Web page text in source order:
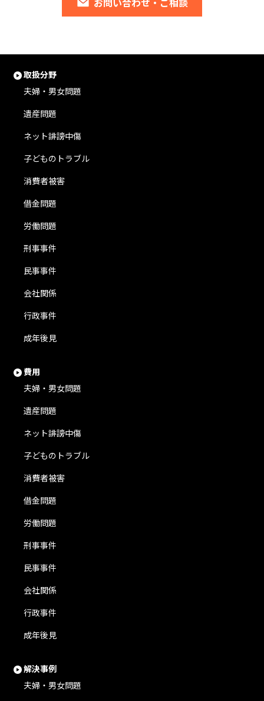
取扱分野
夫婦・男女問題
遺産問題
ネット誹謗中傷
子どものトラブル
消費者被害
借金問題
労働問題
刑事事件
民事事件
会社関係
行政事件
成年後見
費用
夫婦・男女問題
遺産問題
ネット誹謗中傷
子どものトラブル
消費者被害
借金問題
労働問題
刑事事件
民事事件
会社関係
行政事件
成年後見
解決事例
夫婦・男女問題